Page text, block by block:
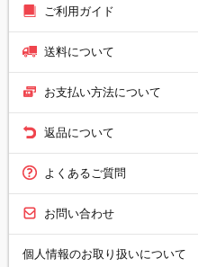
ご利用ガイド
送料について
お支払い方法について
返品について
よくあるご質問
お問い合わせ
個人情報のお取り扱いについて